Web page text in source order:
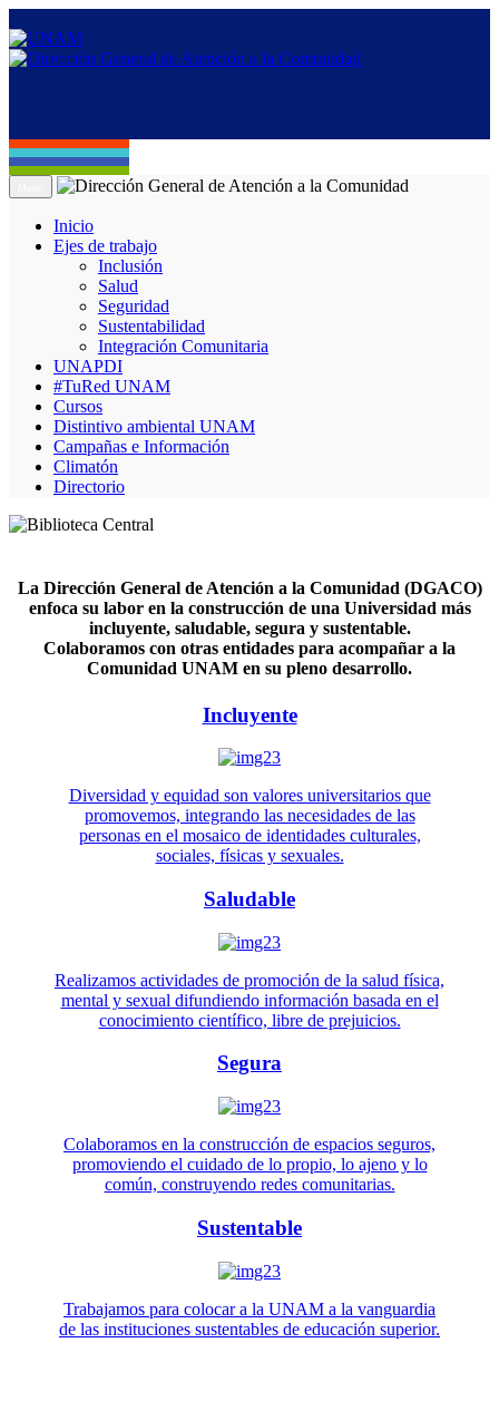
Inicio
Ejes de trabajo
Inclusión
Salud
Seguridad
Sustentabilidad
Integración Comunitaria
UNAPDI
#TuRed UNAM
Cursos
Distintivo ambiental UNAM
Campañas e Información
Climatón
Directorio
La Dirección General de Atención a la Comunidad (DGACO)
enfoca su labor en la construcción de una Universidad más
incluyente, saludable, segura y sustentable.
Colaboramos con otras entidades para acompañar a la
Comunidad UNAM en su pleno desarrollo.
Incluyente
Diversidad y equidad son valores universitarios que
promovemos, integrando las necesidades de las
personas en el mosaico de identidades culturales,
sociales, físicas y sexuales.
Saludable
Realizamos actividades de promoción de la salud física,
mental y sexual difundiendo información basada en el
conocimiento científico, libre de prejuicios.
Segura
Colaboramos en la construcción de espacios seguros,
promoviendo el cuidado de lo propio, lo ajeno y lo
común, construyendo redes comunitarias.
Sustentable
Trabajamos para colocar a la UNAM a la vanguardia
de las instituciones sustentables de educación superior.